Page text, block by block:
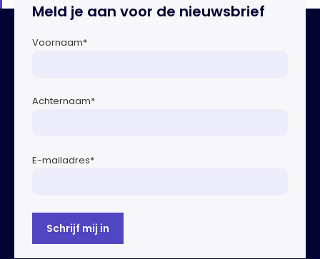
Meld je aan voor de nieuwsbrief
Voornaam*
Achternaam*
E-mailadres*